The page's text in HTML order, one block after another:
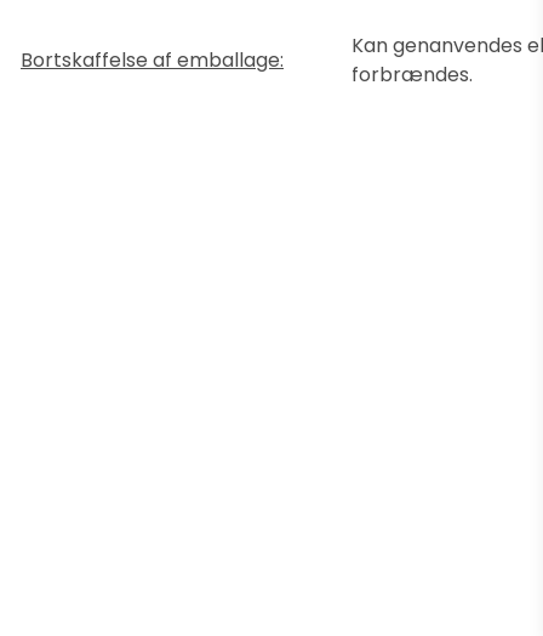
Bortskaffelse af emballage:
Kan genanvendes
forbrændes.